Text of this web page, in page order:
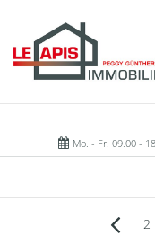
Mo. - Fr. 09.00 -
2